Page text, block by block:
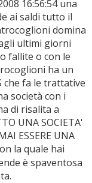
16:56:54 una
ai saldi tutto il
domina
ultimi giorni
fallite o con le
ha un
che fa le trattative
società con i
di risalita a
UNA SOCIETA'
ESSERE UNA
la quale hai
è spaventosa